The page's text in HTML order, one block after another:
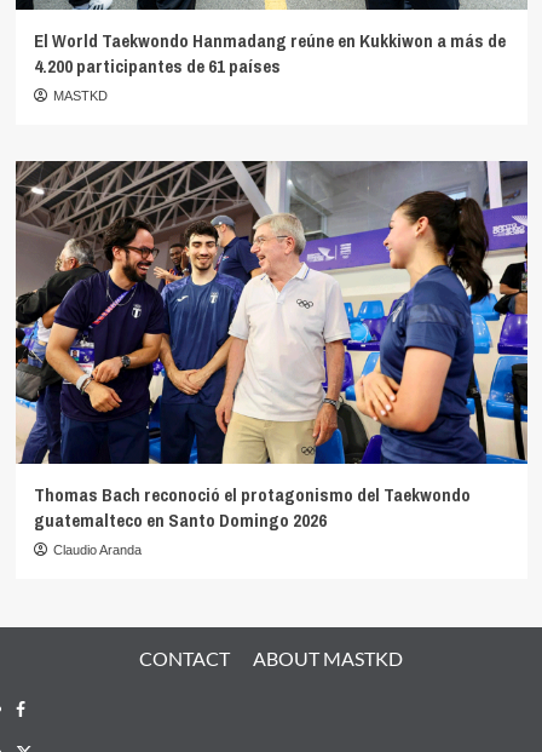
El World Taekwondo Hanmadang reúne en Kukkiwon a más de
4.200 participantes de 61 países
MASTKD
Thomas Bach reconoció el protagonismo del Taekwondo
guatemalteco en Santo Domingo 2026
Claudio Aranda
CONTACT ABOUT MASTKD
Facebook